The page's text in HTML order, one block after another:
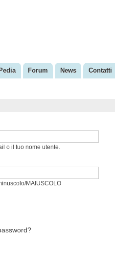
Forum News Contatti
o il tuo nome utente.
MAIUSCOLO